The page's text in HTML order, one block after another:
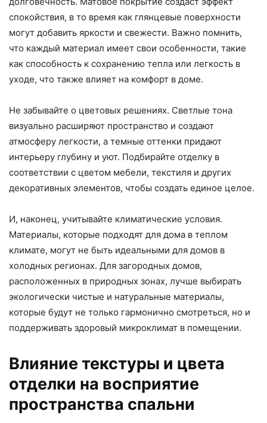
спокойствия, в то время как глянцевые поверхности
могут добавить яркости и свежести. Важно помнить,
что каждый материал имеет свои особенности, такие
как способность к сохранению тепла или легкость в
уходе, что также влияет на комфорт в доме.
Не забывайте о цветовых решениях. Светлые тона
визуально расширяют пространство и создают
атмосферу легкости, а темные оттенки придают
интерьеру глубину и уют. Подбирайте отделку в
соответствии с цветом мебели, текстиля и других
декоративных элементов, чтобы создать единое целое.
И, наконец, учитывайте климатические условия.
Материалы, которые подходят для дома в теплом
климате, могут не быть идеальными для домов в
холодных регионах. Для загородных домов,
расположенных в природных зонах, лучше выбирать
экологически чистые и натуральные материалы,
которые будут не только гармонично смотреться, но и
поддерживать здоровый микроклимат в помещении.
Влияние текстуры и цвета
отделки на восприятие
пространства спальни